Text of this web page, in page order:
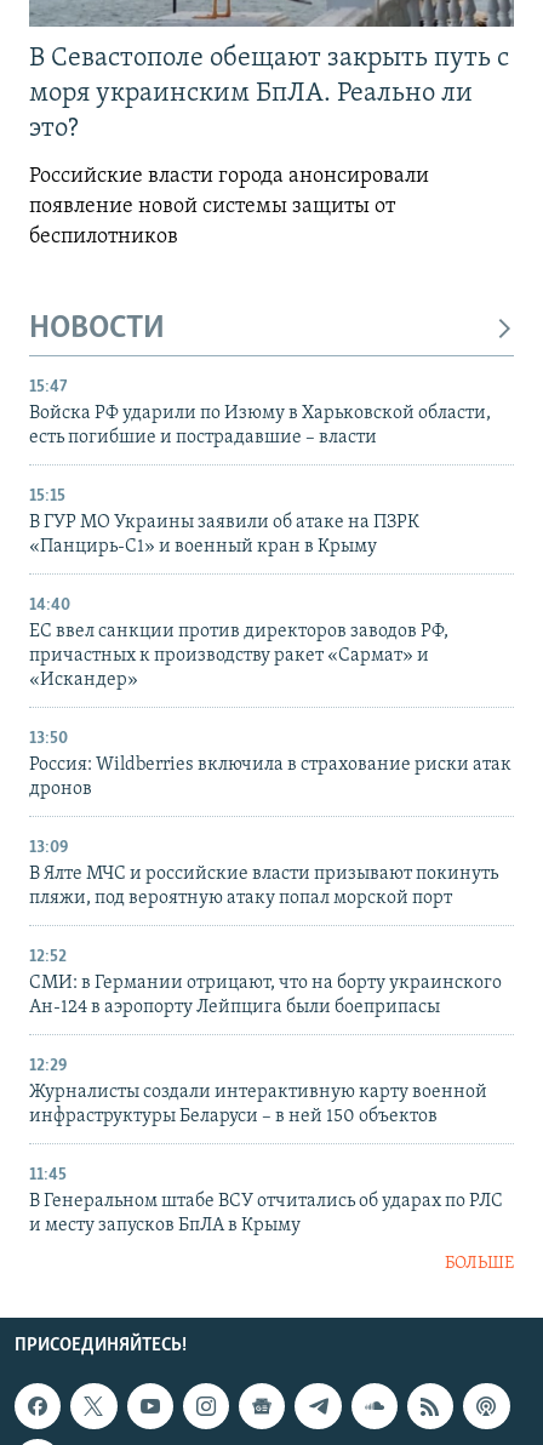
В Севастополе обещают закрыть путь с
моря украинским БпЛА. Реально ли
это?
Российские власти города анонсировали
появление новой системы защиты от
беспилотников
НОВОСТИ
15:47
Войска РФ ударили по Изюму в Харьковской области,
есть погибшие и пострадавшие – власти
15:15
В ГУР МО Украины заявили об атаке на ПЗРК
«Панцирь-С1» и военный кран в Крыму
14:40
ЕС ввел санкции против директоров заводов РФ,
причастных к производству ракет «Сармат» и
«Искандер»
13:50
Россия: Wildberries включила в страхование риски атак
дронов
13:09
В Ялте МЧС и российские власти призывают покинуть
пляжи, под вероятную атаку попал морской порт
12:52
СМИ: в Германии отрицают, что на борту украинского
Ан-124 в аэропорту Лейпцига были боеприпасы
12:29
Журналисты создали интерактивную карту военной
инфраструктуры Беларуси – в ней 150 объектов
11:45
В Генеральном штабе ВСУ отчитались об ударах по РЛС
и месту запусков БпЛА в Крыму
БОЛЬШЕ
ПРИСОЕДИНЯЙТЕСЬ!